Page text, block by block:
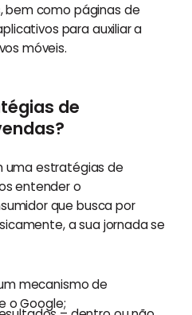
bem como páginas de
para auxiliar a
móveis.
de
uma estratégias de
entender o
que busca por
a sua jornada se
mecanismo de
o Google;